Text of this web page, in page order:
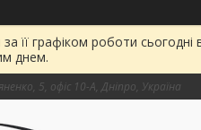
її графіком роботи
днем.
5, офіс 10-А, Дніпро, Україна